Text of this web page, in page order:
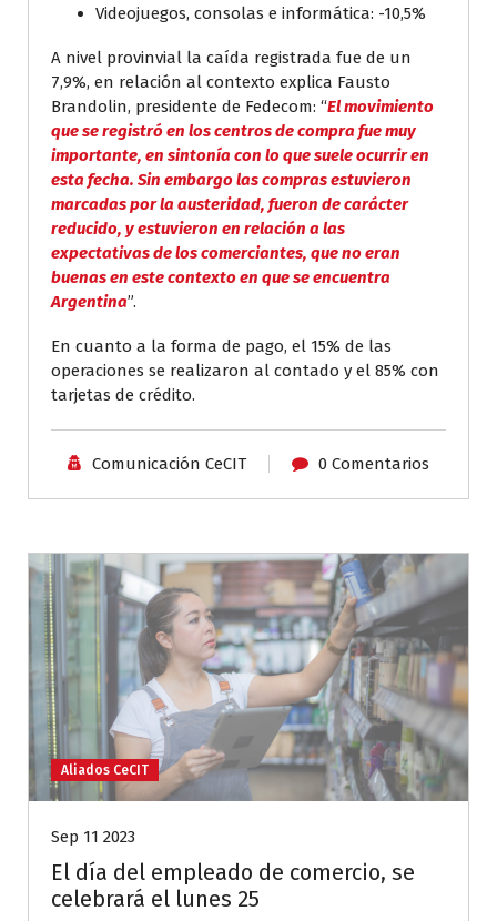
Videojuegos, consolas e informática: -10,5%
A nivel provinvial la caída registrada fue de un
7,9%, en relación al contexto explica Fausto
Brandolin, presidente de Fedecom: “El movimiento
que se registró en los centros de compra fue muy
importante, en sintonía con lo que suele ocurrir en
esta fecha. Sin embargo las compras estuvieron
marcadas por la austeridad, fueron de carácter
reducido, y estuvieron en relación a las
expectativas de los comerciantes, que no eran
buenas en este contexto en que se encuentra
Argentina”.
En cuanto a la forma de pago, el 15% de las
operaciones se realizaron al contado y el 85% con
tarjetas de crédito.
Comunicación CeCIT 0 Comentarios
Aliados CeCIT
Sep 11 2023
El día del empleado de comercio, se
celebrará el lunes 25